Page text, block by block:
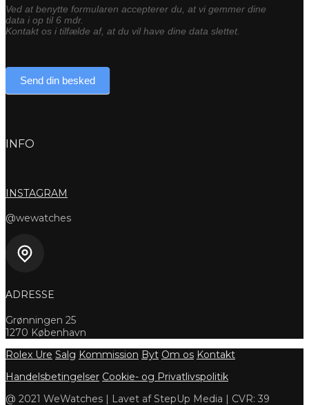
Ved at benytte formularen accepterer du, at vi gemmer dine
data i op til 6 mdr.
Kontakt os i tilfælde af, at du vil have dine data slettet.
Send din besked
INFO
INSTAGRAM
@wewatches
ADRESSE
Grønningen 25
1270 København
Rolex Ure Salg Kommission Byt Om os Kontakt
Handelsbetingelser Cookie- og Privatlivspolitik
@ 2021 WeWatches | Lavet af StepUp Media | CVR: 39